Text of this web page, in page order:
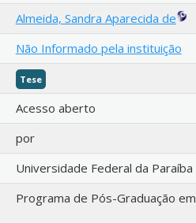
Almeida, Sandra Aparecida de
Não Informado pela instituição
Tese
Acesso aberto
por
Universidade Federal da Paraíba
Programa de Pós-Graduação